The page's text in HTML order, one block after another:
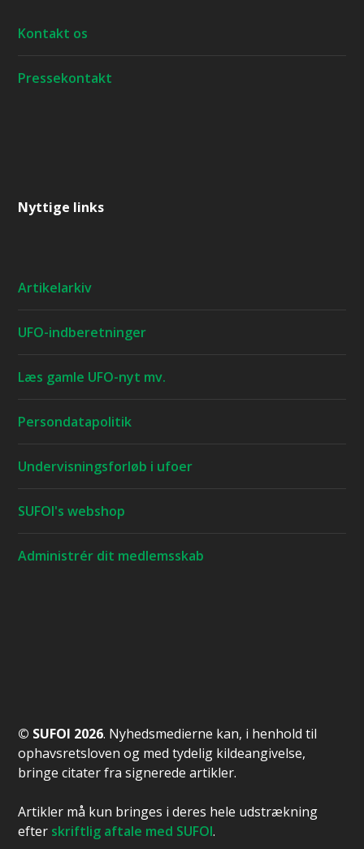
Kontakt os
Pressekontakt
Nyttige links
Artikelarkiv
UFO-indberetninger
Læs gamle UFO-nyt mv.
Persondatapolitik
Undervisningsforløb i ufoer
SUFOI's webshop
Administrér dit medlemsskab
© SUFOI 2026. Nyhedsmedierne kan, i henhold til
ophavsretsloven og med tydelig kildeangivelse,
bringe citater fra signerede artikler.
Artikler må kun bringes i deres hele udstrækning
efter skriftlig aftale med SUFOI.